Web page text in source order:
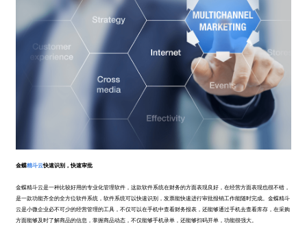
金蝶精斗云快速识别，快速审批
金蝶精斗云是一种比较好用的专业化管理软件，这款软件系统在财务的方面表现良好，在经营方面表现也很不错，
是一款功能齐全的全方位软件系统，软件系统可以快速识别，发票能快速进行审批报销工作能随时完成。金蝶精斗
云是小微企业必不可少的经营管理的工具，不仅可以在手机中查看财务报表，还能够通过手机去查看库存，在采购
方面能够及时了解商品的信息，掌握商品动态，不仅能够手机录单，还能够扫码开单，功能很强大。